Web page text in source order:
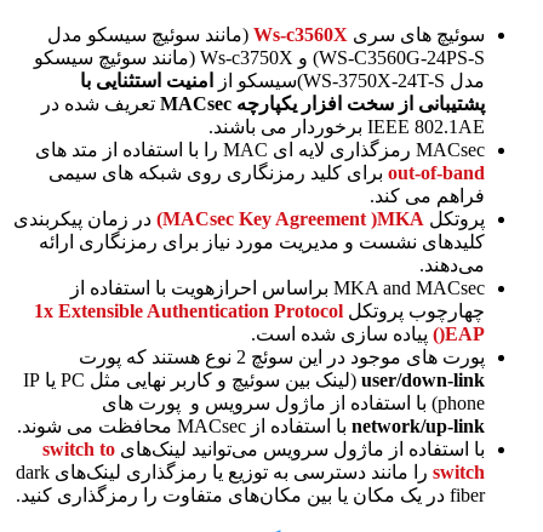
سوئیچ های سری Ws-c3560X (مانند سوئیچ سیسکو مدل
WS-C3560G-24PS-S) و Ws-c3750X (مانند سوئیچ سیسکو
مدل WS-3750X-24T-S)سیسکو از
امنیت استثنایی با
پشتیبانی از سخت افزار یکپارچه MACsec
تعریف شده در
IEEE 802.1AE برخوردار می باشند.
MACsec رمزگذاری لایه ای MAC را با استفاده از متد های
out-of-band برای کلید رمزنگاری روی شبکه های سیمی
فراهم می کند.
پروتکل MACsec Key Agreement )MKA) در زمان پیکربندی
کلیدهای نشست و مدیریت مورد نیاز برای رمزنگاری ارائه
می‌دهند.
MKA and MACsec براساس احرازهویت با استفاده از
چهارچوب پروتکل 1x Extensible Authentication Protocol
)EAP) پیاده سازی شده است.
پورت های موجود در این سوئچ 2 نوع هستند که پورت
user/down-link
(لینک بین سوئیچ و کاربر نهایی مثل PC یا IP
phone) با استفاده از ماژول سرویس و پورت های
network/up-link با استفاده از MACsec محافظت می شوند.
با استفاده از ماژول سرویس می‌توانید لینک‌های switch to
switch
را مانند دسترسی به توزیع یا رمزگذاری لینک‌های dark
fiber در یک مکان یا بین مکان‌های متفاوت را رمزگذاری کنید.